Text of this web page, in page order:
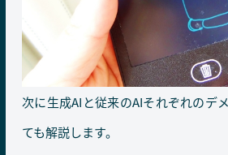
次に生成AIと従来のAIそれぞれのデ
ても解説します。